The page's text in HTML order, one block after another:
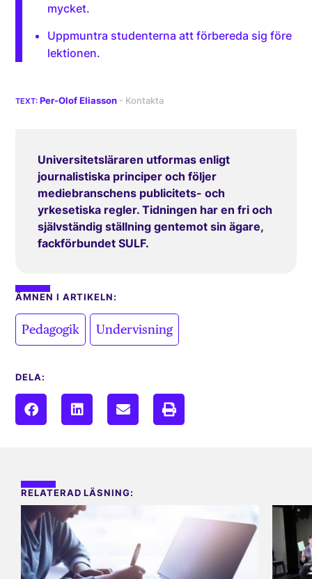
mycket.
Uppmuntra studenterna att för­bereda sig före
lektionen.
Per-Olof Eliasson
Universitetsläraren utformas enligt
journalistiska principer och följer
mediebranschens publicitets- och
yrkesetiska regler. Tidningen har en fri och
självständig ställning gentemot sin ägare,
fackförbundet SULF.
ÄMNEN I ARTIKELN:
Pedagogik Undervisning
DELA:
RELATERAD LÄSNING: